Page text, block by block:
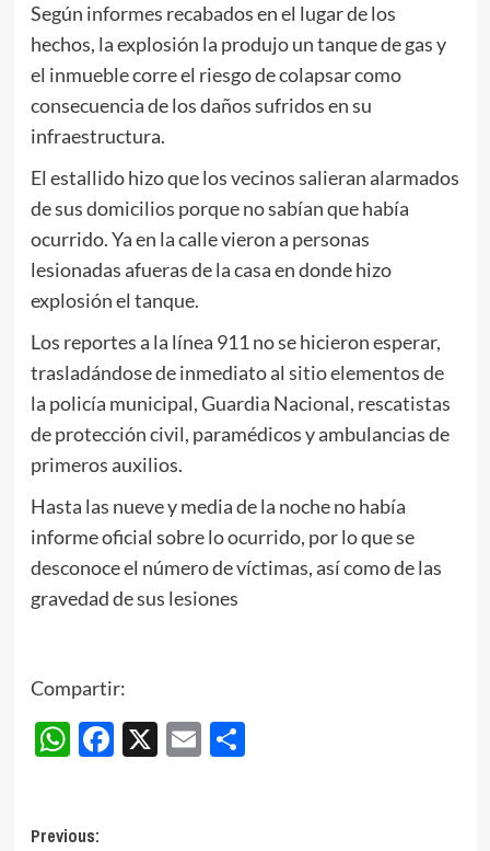
Según informes recabados en el lugar de los
hechos, la explosión la produjo un tanque de gas y
el inmueble corre el riesgo de colapsar como
consecuencia de los daños sufridos en su
infraestructura.
El estallido hizo que los vecinos salieran alarmados
de sus domicilios porque no sabían que había
ocurrido. Ya en la calle vieron a personas
lesionadas afueras de la casa en donde hizo
explosión el tanque.
Los reportes a la línea 911 no se hicieron esperar,
trasladándose de inmediato al sitio elementos de
la policía municipal, Guardia Nacional, rescatistas
de protección civil, paramédicos y ambulancias de
primeros auxilios.
Hasta las nueve y media de la noche no había
informe oficial sobre lo ocurrido, por lo que se
desconoce el número de víctimas, así como de las
gravedad de sus lesiones
Compartir:
WhatsApp
Facebook
X EmailCompartir
Post
Previous: